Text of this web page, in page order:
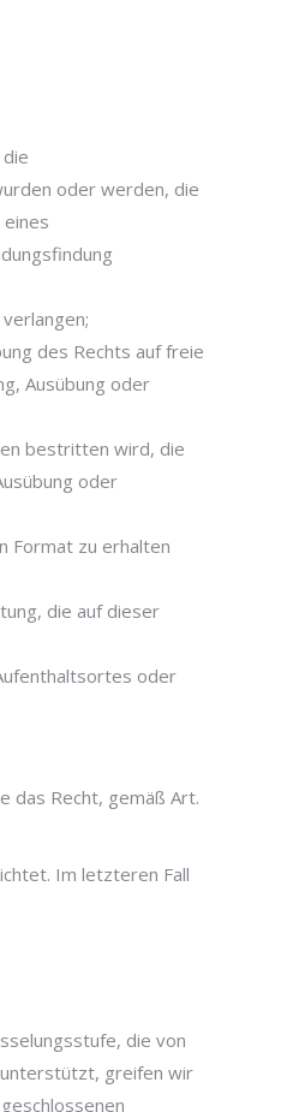
oder werden, die
des Rechts auf freie
Ausübung oder
bestritten wird, die
oder
Format zu erhalten
die auf dieser
oder
das Recht, gemäß Art.
Im letzteren Fall
die von
unterstützt, greifen wir